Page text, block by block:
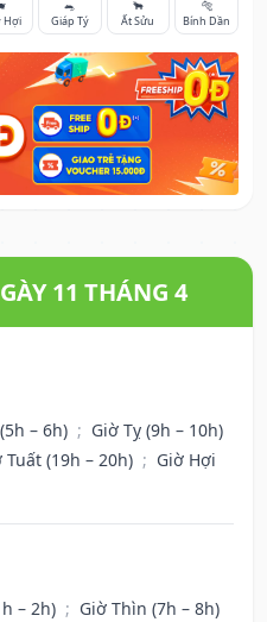
Hợi
🐀
Giáp Tý
🐂
Ất Sửu
🐅
Bính Dần
11 THÁNG 4
– 6h) ; Giờ Tỵ (9h – 10h)
Tuất (19h – 20h) ; Giờ Hợi
– 2h) ; Giờ Thìn (7h – 8h)